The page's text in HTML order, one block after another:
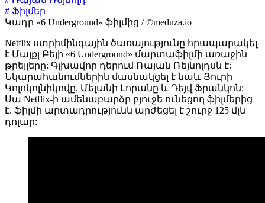
# Ֆիլմեր
Կադր «6 Underground» ֆիլմից / ©meduza.io
Netflix ստրիմինգային ծառայությունը հրապարակել
է Մայքլ Բեյի «6 Underground» մարտաֆիլմի առաջին
թրեյլերը: Գլխավոր դերում Ռայան Ռեյնոլդսն է:
Նկարահանումներին մասնակցել է նաև Յուրի
Կոլոկոլնիկովը, Մելանի Լորանը և Դեյվ Ֆրանկոն:
Սա Netflix-ի ամենաբարձր բյուջե ունեցող ֆիլմերից
է. ֆիլմի արտադրությունն արժեցել է շուրջ 125 մլն
դոլար: